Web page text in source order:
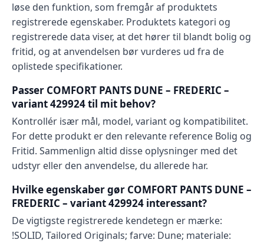
løse den funktion, som fremgår af produktets
registrerede egenskaber. Produktets kategori og
registrerede data viser, at det hører til blandt bolig og
fritid, og at anvendelsen bør vurderes ud fra de
oplistede specifikationer.
Passer COMFORT PANTS DUNE – FREDERIC –
variant 429924 til mit behov?
Kontrollér især mål, model, variant og kompatibilitet.
For dette produkt er den relevante reference Bolig og
Fritid. Sammenlign altid disse oplysninger med det
udstyr eller den anvendelse, du allerede har.
Hvilke egenskaber gør COMFORT PANTS DUNE –
FREDERIC – variant 429924 interessant?
De vigtigste registrerede kendetegn er mærke:
!SOLID, Tailored Originals; farve: Dune; materiale: